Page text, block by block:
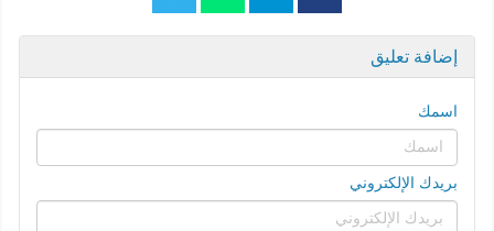
إضافة تعليق
اسمك
بريدك الإلكتروني